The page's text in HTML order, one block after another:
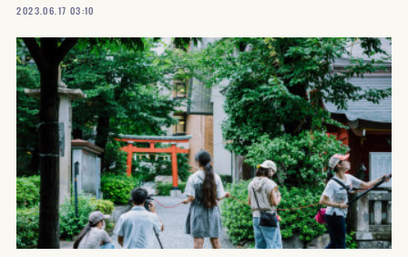
2023.06.17 03:10